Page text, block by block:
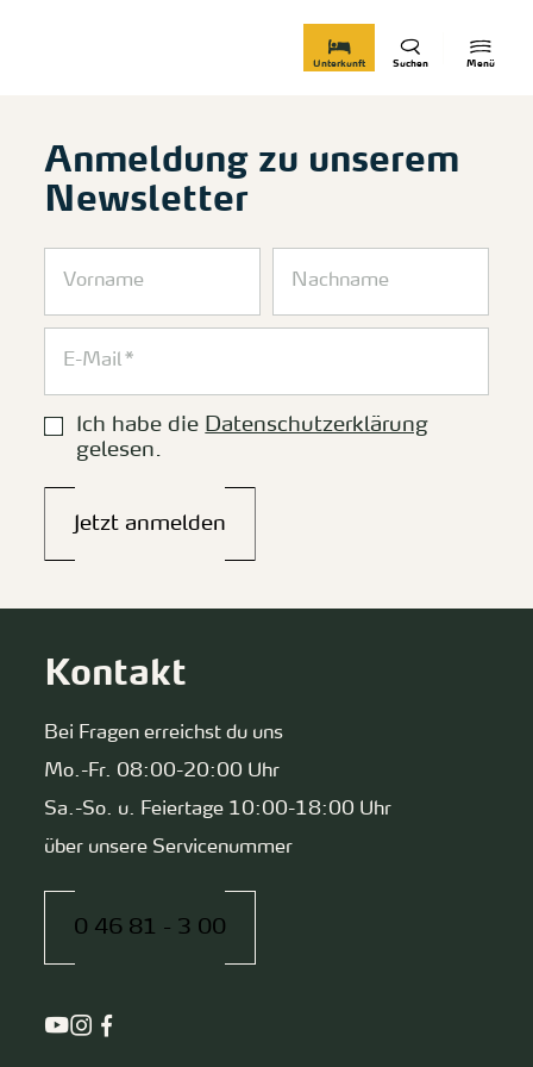
Menü
Suchen
Unterkunft
Anmeldung zu unserem
Newsletter
Ich habe die Datenschutzerklärung
gelesen.
Jetzt anmelden
Kontakt
Bei Fragen erreichst du uns
Mo.-Fr. 08:00-20:00 Uhr
Sa.-So. u. Feiertage 10:00-18:00 Uhr
über unsere Servicenummer
0 46 81 - 3 00